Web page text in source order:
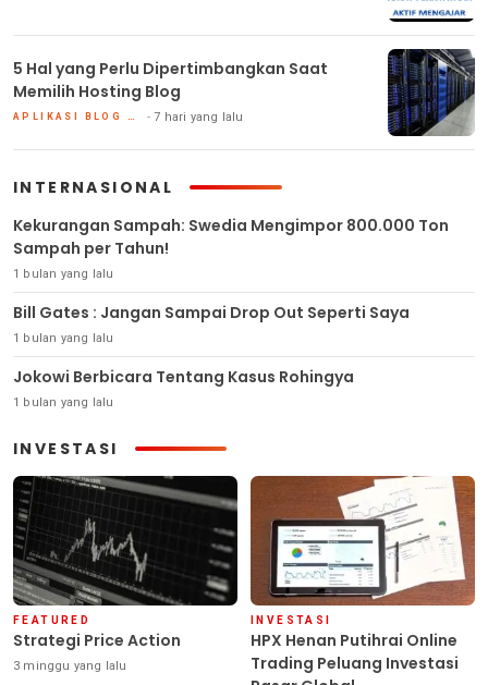
5 Hal yang Perlu Dipertimbangkan Saat
Memilih Hosting Blog
APLIKASI BLOG DAN HOSTING 7 hari yang lalu
INTERNASIONAL
Kekurangan Sampah: Swedia Mengimpor 800.000 Ton
Sampah per Tahun!
1 bulan yang lalu
Bill Gates : Jangan Sampai Drop Out Seperti Saya
1 bulan yang lalu
Jokowi Berbicara Tentang Kasus Rohingya
1 bulan yang lalu
INVESTASI
FEATURED
Strategi Price Action
3 minggu yang lalu
INVESTASI
HPX Henan Putihrai Online
Trading Peluang Investasi